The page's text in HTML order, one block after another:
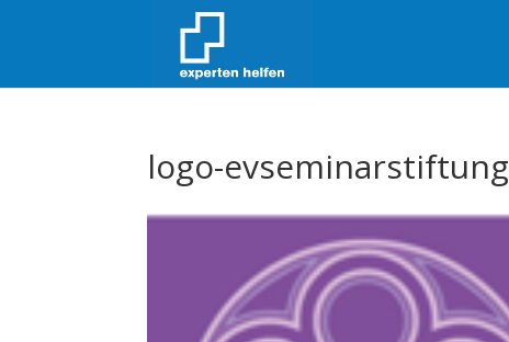
logo-evseminarstiftung